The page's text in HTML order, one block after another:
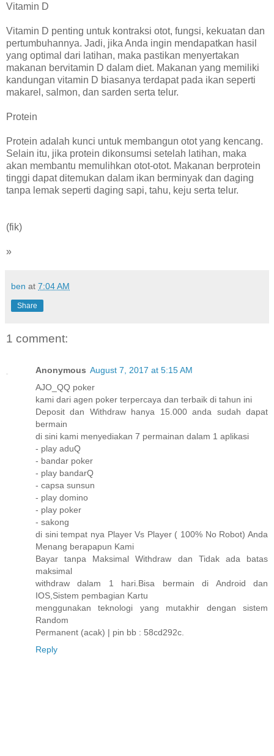
Vitamin D
Vitamin D penting untuk kontraksi otot, fungsi, kekuatan dan
pertumbuhannya. Jadi, jika Anda ingin mendapatkan hasil
yang optimal dari latihan, maka pastikan menyertakan
makanan bervitamin D dalam diet. Makanan yang memiliki
kandungan vitamin D biasanya terdapat pada ikan seperti
makarel, salmon, dan sarden serta telur.
Protein
Protein adalah kunci untuk membangun otot yang kencang.
Selain itu, jika protein dikonsumsi setelah latihan, maka
akan membantu memulihkan otot-otot. Makanan berprotein
tinggi dapat ditemukan dalam ikan berminyak dan daging
tanpa lemak seperti daging sapi, tahu, keju serta telur.
(fik)
»
ben at 7:04 AM
Share
1 comment:
Anonymous August 7, 2017 at 5:15 AM
AJO_QQ poker
kami dari agen poker terpercaya dan terbaik di tahun ini
Deposit dan Withdraw hanya 15.000 anda sudah dapat
bermain
di sini kami menyediakan 7 permainan dalam 1 aplikasi
- play aduQ
- bandar poker
- play bandarQ
- capsa sunsun
- play domino
- play poker
- sakong
di sini tempat nya Player Vs Player ( 100% No Robot) Anda
Menang berapapun Kami
Bayar tanpa Maksimal Withdraw dan Tidak ada batas
maksimal
withdraw dalam 1 hari.Bisa bermain di Android dan
IOS,Sistem pembagian Kartu
menggunakan teknologi yang mutakhir dengan sistem
Random
Permanent (acak) | pin bb : 58cd292c.
Reply